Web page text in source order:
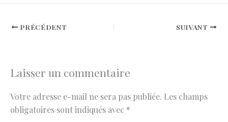
PRÉCÉDENT SUIVANT
Laisser un commentaire
Votre adresse e-mail ne sera pas publiée. Les champs
obligatoires sont indiqués avec *